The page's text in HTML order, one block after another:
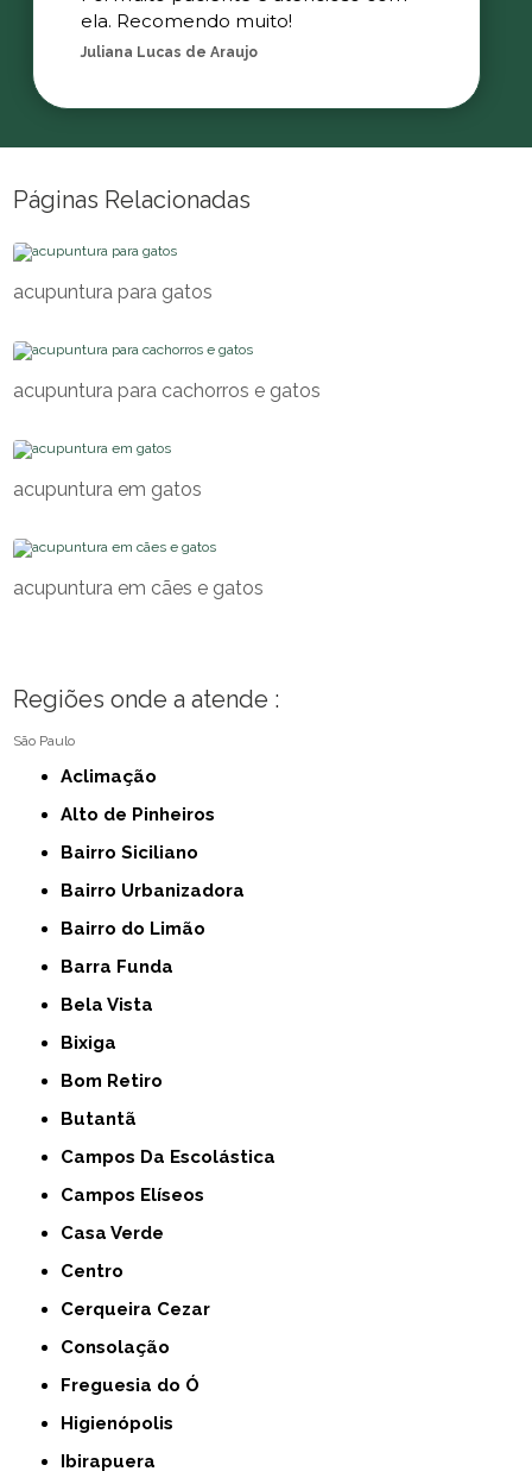
ela. Recomendo muito!
Juliana Lucas de Araujo
Páginas Relacionadas
acupuntura para gatos
acupuntura para cachorros e gatos
acupuntura em gatos
acupuntura em cães e gatos
Regiões onde a atende :
São Paulo
Aclimação
Alto de Pinheiros
Bairro Siciliano
Bairro Urbanizadora
Bairro do Limão
Barra Funda
Bela Vista
Bixiga
Bom Retiro
Butantã
Campos Da Escolástica
Campos Elíseos
Casa Verde
Centro
Cerqueira Cezar
Consolação
Freguesia do Ó
Higienópolis
Ibirapuera